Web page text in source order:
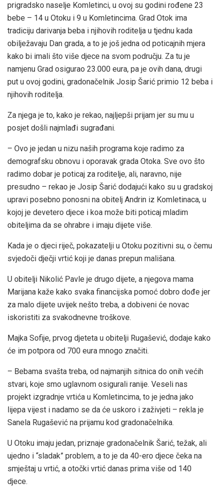
prigradsko naselje Komletinci, u ovoj su godini rođene 23
bebe – 14 u Otoku i 9 u Komletincima. Grad Otok ima
tradiciju darivanja beba i njihovih roditelja u tjednu kada
obilježavaju Dan grada, a to je još jedna od poticajnih mjera
kako bi imali što više djece na svom području. Za tu je
namjenu Grad osigurao 23.000 eura, pa je ovih dana, drugi
put u ovoj godini, gradonačelnik Josip Šarić primio 12 beba i
njihovih roditelja.
Za njega je to, kako je rekao, najljepši prijam jer su mu u
posjet došli najmlađi sugrađani.
– Ovo je jedan u nizu naših programa koje radimo za
demografsku obnovu i oporavak grada Otoka. Sve ovo što
radimo dobar je poticaj za roditelje, ali, naravno, nije
presudno – rekao je Josip Šarić dodajući kako su u gradskoj
upravi posebno ponosni na obitelj Andrin iz Komletinaca, u
kojoj je devetero djece i koa može biti poticaj mladim
obiteljima da se ohrabre i imaju dijete više.
Kada je o djeci riječ, pokazatelji u Otoku pozitivni su, o čemu
svjedoči dječji vrtić koji je danas prepun mališana.
U obitelji Nikolić Pavle je drugo dijete, a njegova mama
Marijana kaže kako svaka financijska pomoć dobro dođe jer
za malo dijete uvijek nešto treba, a dobiveni će novac
iskoristiti za svakodnevne troškove.
Majka Sofije, prvog djeteta u obitelji Rugašević, dodaje kako
će im potpora od 700 eura mnogo značiti.
– Bebama svašta treba, od najmanjih sitnica do onih većih
stvari, koje smo uglavnom osigurali ranije. Veseli nas
projekt izgradnje vrtića u Komletincima, to je jedna jako
lijepa vijest i nadamo se da će uskoro i zaživjeti – rekla je
Sanela Rugašević na prijamu kod gradonačelnika.
U Otoku imaju jedan, priznaje gradonačelnik Šarić, težak, ali
ujedno i “sladak” problem, a to je da 40-ero djece čeka na
smještaj u vrtić, a otočki vrtić danas prima više od 140
djece.